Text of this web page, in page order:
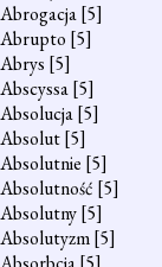
Abrogacja[5]
Abrupto [5]
Abrys [5]
Abscyssa[5]
Absolucja[5]
Absolut[5]
Absolutnie [5]
Absolutność [5]
Absolutny[5]
Absolutyzm[5]